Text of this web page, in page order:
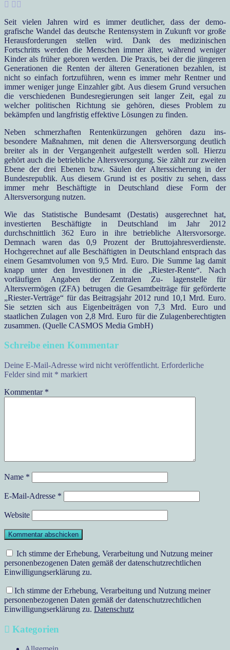
Seit vielen Jahren wird es immer deutlicher, dass der demo-
grafische Wandel das deutsche Rentensystem in Zukunft vor große
Herausforderungen stellen wird. Dank des medizinischen
Fortschritts werden die Menschen immer älter, während weniger
Kinder als früher geboren werden. Die Praxis, bei der die jüngeren
Generationen die Renten der älteren Generationen bezahlen, ist
nicht so einfach fortzuführen, wenn es immer mehr Rentner und
immer weniger junge Einzahler gibt. Aus diesem Grund versuchen
die verschiedenen Bundesregierungen seit langer Zeit, egal zu
welcher politischen Richtung sie gehören, dieses Problem zu
bekämpfen und langfristig effektive Lösungen zu finden.
Neben schmerzhaften Rentenkürzungen gehören dazu ins-
besondere Maßnahmen, mit denen die Altersversorgung deutlich
breiter als in der Vergangenheit aufgestellt werden soll. Hierzu
gehört auch die betriebliche Altersversorgung. Sie zählt zur zweiten
Ebene der drei Ebenen bzw. Säulen der Alterssicherung in der
Bundesrepublik. Aus diesem Grund ist es positiv zu sehen, dass
immer mehr Beschäftigte in Deutschland diese Form der
Altersversorgung nutzen.
Wie das Statistische Bundesamt (Destatis) ausgerechnet hat,
investierten Beschäftigte in Deutschland im Jahr 2012
durchschnittlich 362 Euro in ihre betriebliche Altersvorsorge.
Demnach waren das 0,9 Prozent der Bruttojahresverdienste.
Hochgerechnet auf alle Beschäftigten in Deutschland entsprach das
einem Gesamtvolumen von 9,5 Mrd. Euro. Die Summe lag damit
knapp unter den Investitionen in die „Riester-Rente“. Nach
vorläufigen Angaben der Zentralen Zu- lagenstelle für
Altersvermögen (ZFA) betrugen die Gesamtbeiträge für geförderte
„Riester-Verträge“ für das Beitragsjahr 2012 rund 10,1 Mrd. Euro.
Sie setzten sich aus Eigenbeiträgen von 7,3 Mrd. Euro und
staatlichen Zulagen von 2,8 Mrd. Euro für die Zulagenberechtigten
zusammen. (Quelle CASMOS Media GmbH)
Schreibe einen Kommentar
Deine E-Mail-Adresse wird nicht veröffentlicht. Erforderliche
Felder sind mit * markiert
Kommentar *
Name *
E-Mail-Adresse *
Website
Ich stimme der Erhebung, Verarbeitung und Nutzung meiner
personenbezogenen Daten gemäß der datenschutzrechtlichen
Einwilligungserklärung zu.
Ich stimme der Erhebung, Verarbeitung und Nutzung meiner
personenbezogenen Daten gemäß der datenschutzrechtlichen
Einwilligungserklärung zu. Datenschutz
Kategorien